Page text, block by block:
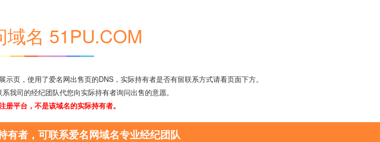
域名 51PU.COM
页，使用了爱名网出售页的DNS，实际持有者是否有留联系方式请看页面下方。
我司的经纪团队代您向实际持有者询问出售的意愿。
册平台，不是该域名的实际持有者。
有者，可联系爱名网域名专业经纪团队